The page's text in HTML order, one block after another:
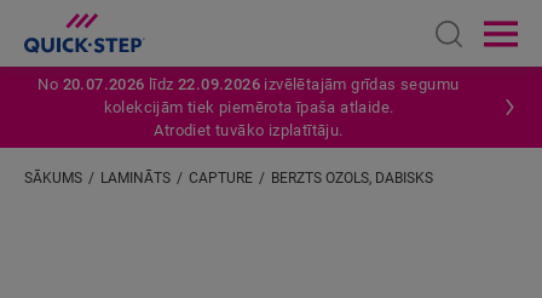
Open
No 20.07.2026 līdz22.09.2026 izvēlētajām grīdas segumu
kolekcijām tiek piemērota īpaša atlaide.
Atrodiet tuvāko izplatītāju.
SĀKUMS LAMINĀTS CAPTURE BERZTS OZOLS, DABISKS